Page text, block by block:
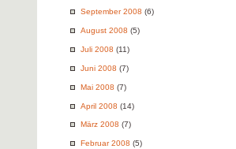
September 2008 (6)
August 2008 (5)
Juli 2008 (11)
Juni 2008 (7)
Mai 2008 (7)
April 2008 (14)
März 2008 (7)
Februar 2008 (5)